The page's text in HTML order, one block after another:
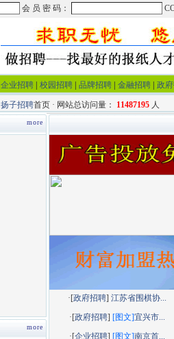
企业招聘 校园招聘 品牌招聘 金融招聘 政
扬子招聘首页 · 网站总访问量： 11487195 人
·[政府招聘]江苏省围棋协...
·[政府招聘] [图文]宜兴市...
·[企业招聘] [图文]南京首...
more
more